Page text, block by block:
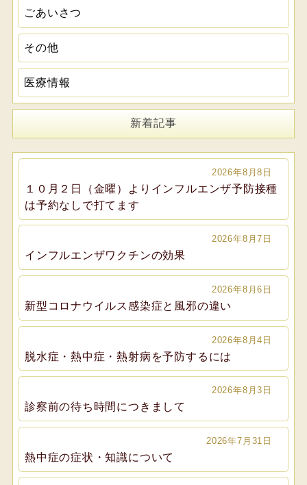
ごあいさつ
その他
医療情報
新着記事
2026年8月8日
１０月２日（金曜）よりインフルエンザ予防接種
は予約なしで打てます
2026年8月7日
インフルエンザワクチンの効果
2026年8月6日
新型コロナウイルス感染症と風邪の違い
2026年8月4日
脱水症・熱中症・熱射病を予防するには
2026年8月3日
診察前の待ち時間につきまして
2026年7月31日
熱中症の症状・知識について